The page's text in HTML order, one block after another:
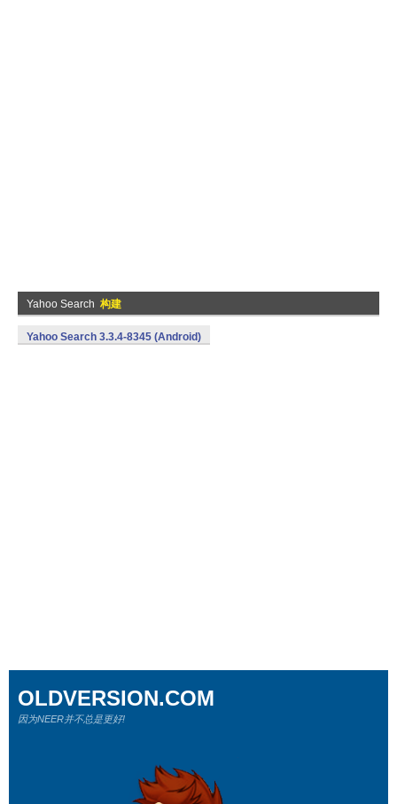
Yahoo Search 构建
Yahoo Search 3.3.4-8345 (Android)
OLDVERSION.COM
因为NEER并不总是更好!